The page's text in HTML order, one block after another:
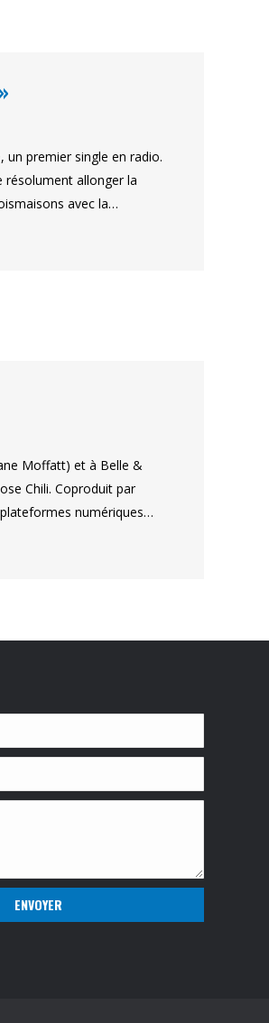
un premier single en radio.
résolument allonger la
avec la…
Moffatt) et à Belle &
Chili. Coproduit par
numériques…